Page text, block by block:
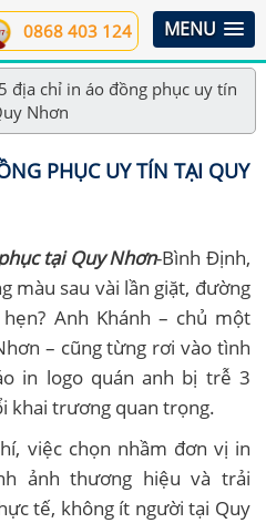
MENU
0868 403 124
địa chỉ in áo đồng phục uy tín
Nhơn
PHỤC UY TÍN TẠI QUY
tại Quy Nhơn-Bình Định,
màu sau vài lần giặt, đường
Anh Khánh – chủ một
– cũng từng rơi vào tình
in logo quán anh bị trễ 3
khai trương quan trọng.
việc chọn nhầm đơn vị in
ảnh thương hiệu và trải
tế, không ít người tại Quy